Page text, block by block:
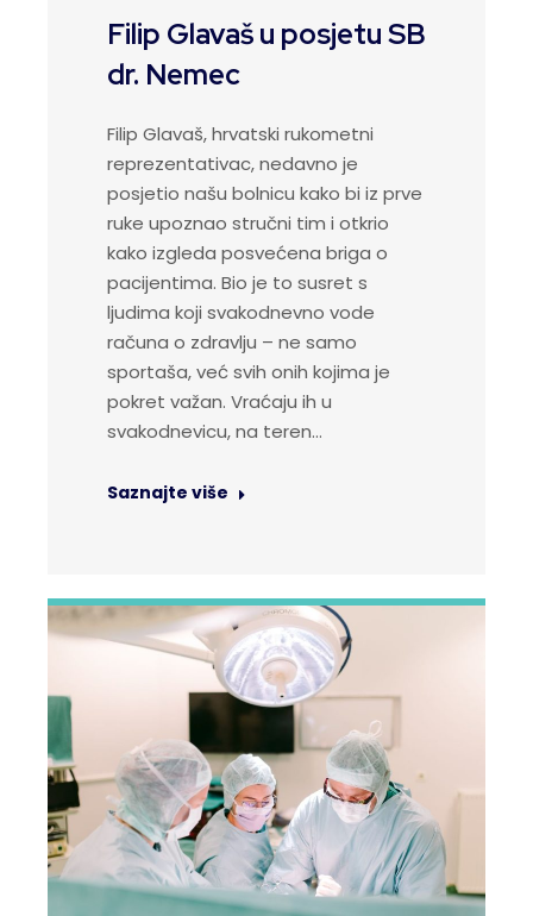
Filip Glavaš u posjetu SB
dr. Nemec
Filip Glavaš, hrvatski rukometni
reprezentativac, nedavno je
posjetio našu bolnicu kako bi iz prve
ruke upoznao stručni tim i otkrio
kako izgleda posvećena briga o
pacijentima. Bio je to susret s
ljudima koji svakodnevno vode
računa o zdravlju – ne samo
sportaša, već svih onih kojima je
pokret važan. Vraćaju ih u
svakodnevicu, na teren…
Saznajte više